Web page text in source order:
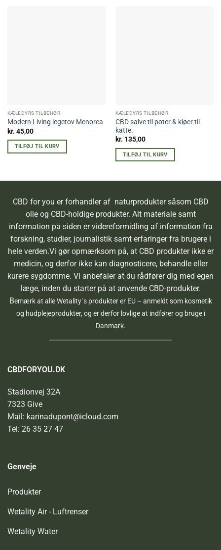
KÆLEDYRS TILBEHØR
Modern Living legetov Menorca
kr. 45,00
TILFØJ TIL KURV
KÆLEDYRS TILBEHØR
CBD salve til poter & kløer til
katte.
kr. 135,00
TILFØJ TIL KURV
CBD for you er forhandler af naturprodukter såsom CBD
olie og CBD-holdige produkter. Alt materiale samt
information på siden er videreformidling af information fra
forskning, studier, journalistik samt erfaringer fra brugere i
hele verden.Vi gør opmærksom på, at CBD produkter ikke er
medicin, og derfor ikke kan diagnosticere, behandle eller
kurere sygdomme. Vi anbefaler at du rådfører dig med egen
læge, inden du starter på at anvende CBD-produkter.
Bemærk at alle Wetality´s produkter er EU – anmeldt som kosmetik
og hudplejeprodukter, og er derfor lovlige at indfører og bruge i
Danmark.
CBDFORYOU.DK
Stadionvej 32A
7323 Give
Mail: karinadupont@icloud.com
Tel: 26 35 27 47
Genveje
Produkter
Wetality Air - Luftrenser
Wetality Water